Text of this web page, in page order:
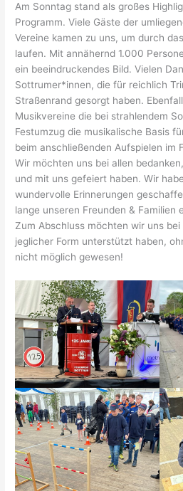
Am Sonntag stand als großes
Programm. Viele Gäste der
Vereine kamen zu uns, um durch
laufen. Mit annähernd 1.000
ein beeindruckendes Bild. Vielen
Sottrumer*innen, die für reichlich
Straßenrand gesorgt haben.
Musikvereine die bei strahlendem
Festumzug die musikalische Basis
beim anschließenden Aufspielen im
Wir möchten uns bei allen
und mit uns gefeiert haben. Wir
wundervolle Erinnerungen
lange unseren Freunden & Familien
Zum Abschluss möchten wir uns
jeglicher Form unterstützt haben,
nicht möglich gewesen!